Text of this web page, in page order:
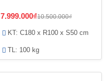
7.999.000₫10.500.000₫
KT: C180 x R100 x S50 cm
TL: 100 kg